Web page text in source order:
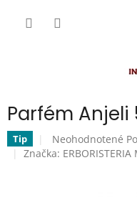
Parfém Anjeli
Tip
Priemerné
hodnotenie
Neohodnotené
Značka: